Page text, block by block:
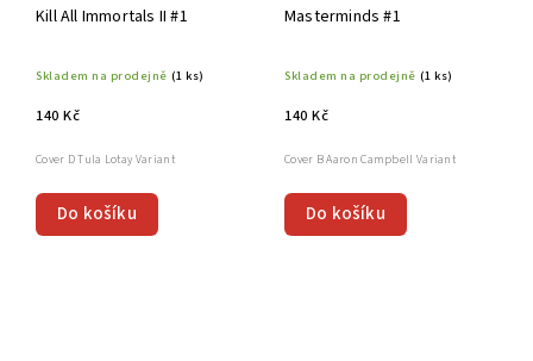
Kill All Immortals II #1
Skladem na prodejně (1 ks)
140 Kč
Do košíku
Cover D Tula Lotay Variant
Masterminds #1
Skladem na prodejně (1 ks)
140 Kč
Do košíku
Cover B Aaron Campbell Variant